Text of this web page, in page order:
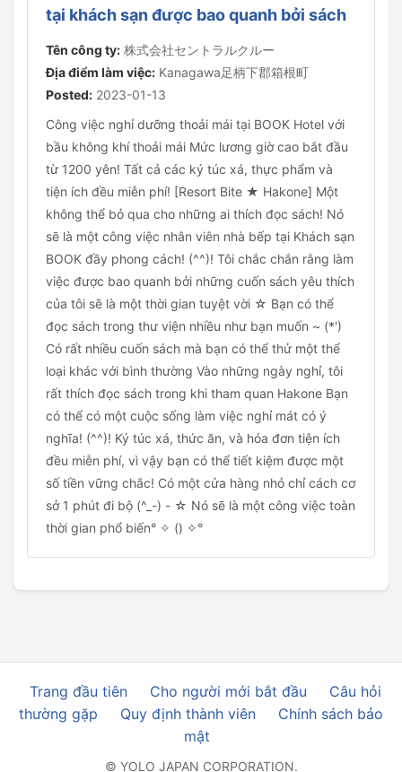
tại khách sạn được bao quanh bởi sách
Tên công ty: 株式会社セントラルクルー
Địa điểm làm việc: Kanagawa足柄下郡箱根町
Posted: 2023-01-13
Công việc nghỉ dưỡng thoải mái tại BOOK Hotel với
bầu không khí thoải mái Mức lương giờ cao bắt đầu
từ 1200 yên! Tất cả các ký túc xá, thực phẩm và
tiện ích đều miễn phí! [Resort Bite ★ Hakone] Một
không thể bỏ qua cho những ai thích đọc sách! Nó
sẽ là một công việc nhân viên nhà bếp tại Khách sạn
BOOK đầy phong cách! (^^)! Tôi chắc chắn rằng làm
việc được bao quanh bởi những cuốn sách yêu thích
của tôi sẽ là một thời gian tuyệt vời ☆ Bạn có thể
đọc sách trong thư viện nhiều như bạn muốn ~ (*')
Có rất nhiều cuốn sách mà bạn có thể thử một thể
loại khác với bình thường Vào những ngày nghỉ, tôi
rất thích đọc sách trong khi tham quan Hakone Bạn
có thể có một cuộc sống làm việc nghỉ mát có ý
nghĩa! (^^)! Ký túc xá, thức ăn, và hóa đơn tiện ích
đều miễn phí, vì vậy bạn có thể tiết kiệm được một
số tiền vững chắc! Có một cửa hàng nhỏ chỉ cách cơ
sở 1 phút đi bộ (^_-) - ☆ Nó sẽ là một công việc toàn
thời gian phổ biến° ✧ () ✧°
Trang đầu tiên Cho người mới bắt đầu
Câu hỏi
thường gặp
Quy định thành viên
Chính sách bảo
mật
© YOLO JAPAN CORPORATION.